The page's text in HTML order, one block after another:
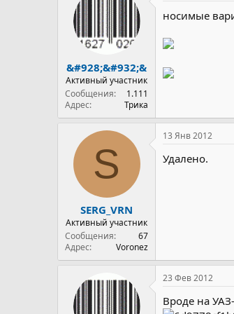
&#928;&#932;&
Активный участник
Сообщения
1.111
Адрес
Трика
носимые
S
SERG_VRN
Активный участник
Сообщения
67
Адрес
Voronez
13 Янв 2012
Удалено.
23 Фев 2012
Вроде на